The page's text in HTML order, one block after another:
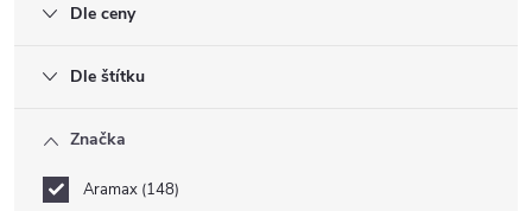
Dle ceny
Dle štítku
Značka
Aramax 148